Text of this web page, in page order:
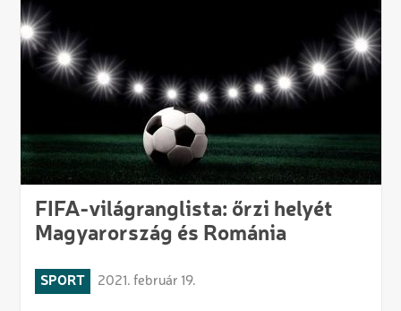
FIFA-világranglista: őrzi helyét
Magyarország és Románia
SPORT 2021. február 19.